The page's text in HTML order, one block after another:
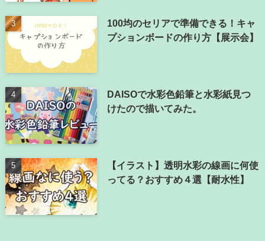
100均のセリアで準備できる！キャ
プションボードの作り方【展示会】
DAISOで水彩色鉛筆と水彩紙見つ
けたので描いてみた。
【イラスト】透明水彩の線画に何使
ってる？おすすめ４選【耐水性】